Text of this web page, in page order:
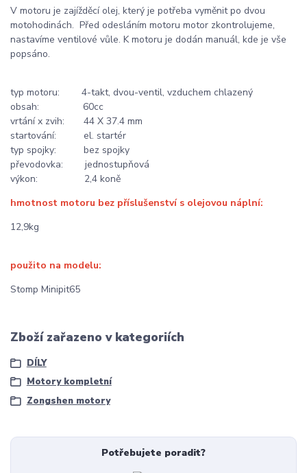
V motoru je zajížděcí olej, který je potřeba vyměnit po dvou
motohodinách. Před odesláním motoru motor zkontrolujeme,
nastavíme ventilové vůle. K motoru je dodán manuál, kde je vše
popsáno.
typ motoru: 4-takt, dvou-ventil, vzduchem chlazený
obsah: 60cc
vrtání x zvih: 44 X 37.4 mm
startování: el. startér
typ spojky: bez spojky
převodovka: jednostupňová
výkon: 2,4 koně
hmotnost motoru bez příslušenství s olejovou náplní:
12,9kg
použito na modelu:
Stomp Minipit65
Zboží zařazeno v kategoriích
DÍLY
Motory kompletní
Zongshen motory
Potřebujete poradit?